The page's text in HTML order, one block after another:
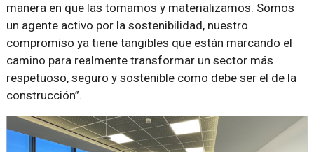
manera en que las tomamos y materializamos. Somos
un agente activo por la sostenibilidad, nuestro
compromiso ya tiene tangibles que están marcando el
camino para realmente transformar un sector más
respetuoso, seguro y sostenible como debe ser el de la
construcción”.